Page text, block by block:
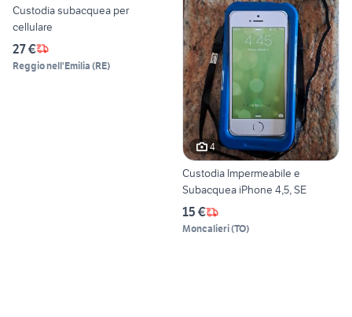
Custodia subacquea per
cellulare
27 €
Reggio nell'Emilia (RE)
4
Custodia Impermeabile e
Subacquea iPhone 4,5, SE
15 €
Moncalieri(TO)